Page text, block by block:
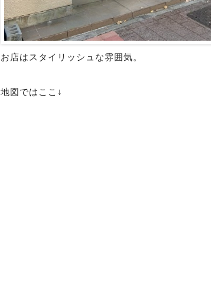
お店はスタイリッシュな雰囲気。
地図ではここ↓